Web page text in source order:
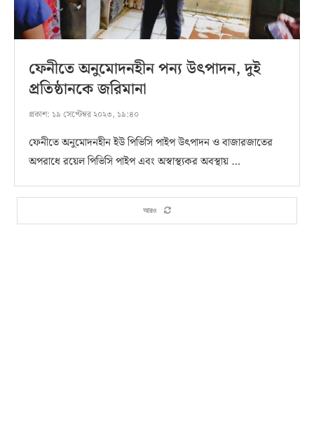
ফেনীতে অনুমোদনহীন পন্য উৎপাদন, দুই
প্রতিষ্ঠানকে জরিমানা
প্রকাশ: ১৯ সেপ্টেম্বর ২০২৩, ১৯:৪০
ফেনীতে অনুমোদনহীন ইউ পিভিসি পাইপ উৎপাদন ও বাজারজাতের
অপরাধে রয়েল পিভিসি পাইপ এবং অস্বাস্থ্যকর অবস্থায় …
আরও